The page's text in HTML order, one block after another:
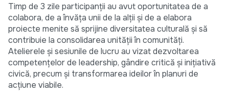
Timp de 3 zile participanții au avut oportunitatea de a
colabora, de a învăța unii de la alții și de a elabora
proiecte menite să sprijine diversitatea culturală și să
contribuie la consolidarea unității în comunități.
Atelierele și sesiunile de lucru au vizat dezvoltarea
competențelor de leadership, gândire critică și inițiativă
civică, precum și transformarea ideilor în planuri de
acțiune viabile.